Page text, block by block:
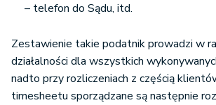
– telefon do Sądu, itd.
Zestawienie takie podatnik prowadzi w
działalności dla wszystkich
nadto przy rozliczeniach z częścią
timesheetu sporządzane są następnie